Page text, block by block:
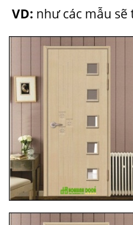
VD: như các mẫu